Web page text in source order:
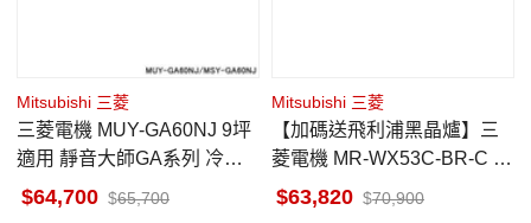
Mitsubishi 三菱
三菱電機 MUY-GA60NJ 9坪
適用 靜音大師GA系列 冷專
空調 MSY-GA60NJ
64,700 65,700
Mitsubishi 三菱
【加碼送飛利浦黑晶爐】三
菱電機 MR-WX53C-BR-C 52
5L 冰箱 六門 變頻 日本原裝
63,820 70,900